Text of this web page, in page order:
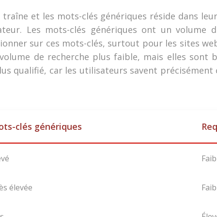
et les mots-clés génériques réside dans
Les mots-clés génériques ont un volume
sur ces mots-clés, surtout pour les sites
de recherche plus faible, mais elles sont
qualifié, car les utilisateurs savent précisément
clés génériques
élevée